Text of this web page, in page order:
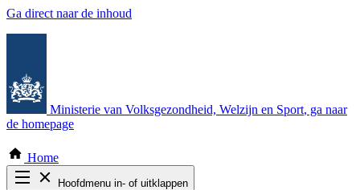
Ga direct naar de inhoud
Ministerie van Volksgezondheid, Welzijn en Sport, ga naar
de homepage
Home
Hoofdmenu in- of uitklappen